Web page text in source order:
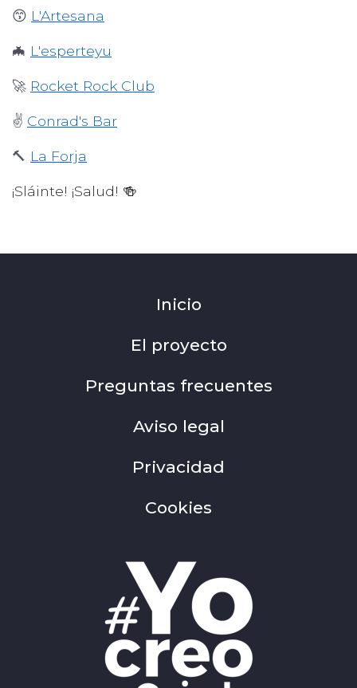
😙 L'Artesana
🦇 L'esperteyu
🚀 Rocket Rock Club
✌️ Conrad's Bar
🔨 La Forja
¡Sláinte! ¡Salud! 🍻
Inicio
El proyecto
Preguntas frecuentes
Aviso legal
Privacidad
Cookies